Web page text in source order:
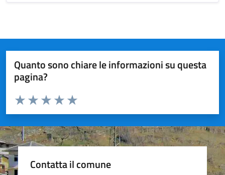
Quanto sono chiare le informazioni su questa
pagina?
Valuta da 1 a 5 stelle la pagina
Valuta 5 stelle su 5
Valuta 4 stelle su 5
Valuta 3 stelle su 5
Valuta 2 stelle su 5
Valuta 1 stelle su 5
Contatta il comune